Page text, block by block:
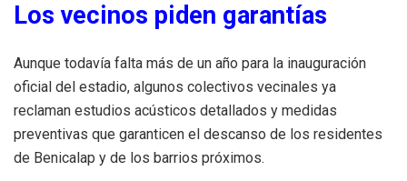
Los vecinos piden garantías
Aunque todavía falta más de un año para la inauguración
oficial del estadio, algunos colectivos vecinales ya
reclaman estudios acústicos detallados y medidas
preventivas que garanticen el descanso de los residentes
de Benicalap y de los barrios próximos.